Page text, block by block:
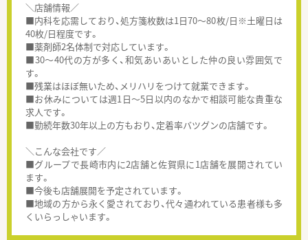
＼店舗情報／
■内科を応需しており、処方箋枚数は1日70～80枚/日※土曜日は
40枚/日程度です。
■薬剤師2名体制で対応しています。
■30～40代の方が多く、和気あいあいとした仲の良い雰囲気で
す。
■残業はほぼ無いため、メリハリをつけて就業できます。
■お休みについては週1日～5日以内のなかで相談可能な貴重な
求人です。
■勤続年数30年以上の方もおり、定着率バツグンの店舗です。
＼こんな会社です／
■グループで長崎市内に2店舗と佐賀県に1店舗を展開されてい
ます。
■今後も店舗展開を予定されています。
■地域の方から永く愛されており、代々通われている患者様も多
くいらっしゃいます。